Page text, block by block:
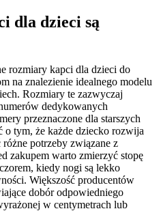
dla dzieci są
rozmiary kapci dla dzieci do
na znalezienie idealnego modelu
Rozmiary te zazwyczaj
dedykowanych
przeznaczone dla starszych
o tym, że każde dziecko rozwija
potrzeby związane z
zakupem warto zmierzyć stopę
kiedy nogi są lekko
Większość producentów
dobór odpowiedniego
w centymetrach lub